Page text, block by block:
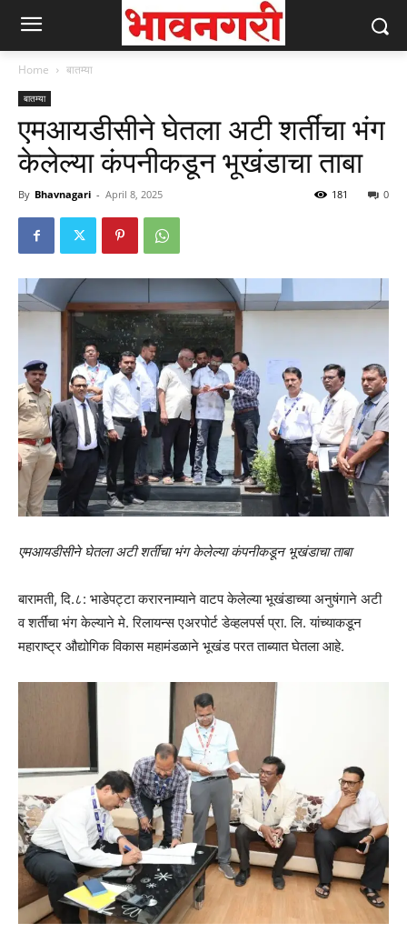
Home बातम्या
बातम्या
एमआयडीसीने घेतला अटी शर्तींचा भंग
केलेल्या कंपनीकडून भूखंडाचा ताबा
By Bhavnagari - April 8, 2025 0
181
एमआयडीसीने घेतला अटी शर्तींचा भंग केलेल्या कंपनीकडून भूखंडाचा ताबा
बारामती, दि.८: भाडेपट्टा करारनाम्याने वाटप केलेल्या भूखंडाच्या अनुषंगाने अटी
व शर्तींचा भंग केल्याने मे. रिलायन्स एअरपोर्ट डेव्हलपर्स प्रा. लि. यांच्याकडून
महाराष्ट्र औद्योगिक विकास महामंडळाने भूखंड परत ताब्यात घेतला आहे.